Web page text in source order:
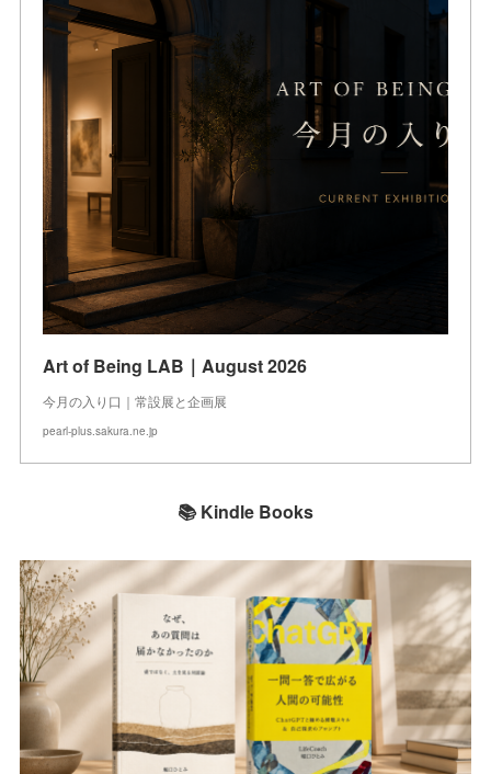
Art of Being LAB｜August 2026
今月の入り口｜常設展と企画展
pearl-plus.sakura.ne.jp
📚 Kindle Books